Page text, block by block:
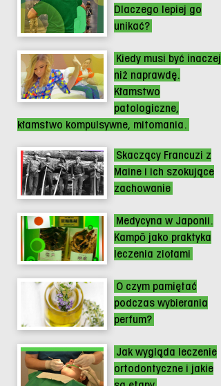
Dlaczego lepiej go
unikać?
Kiedy musi być inaczej
niż naprawdę.
Kłamstwo
patologiczne,
kłamstwo kompulsywne, mitomania.
Skaczący Francuzi z
Maine i ich szokujące
zachowanie
Medycyna w Japonii.
Kampō jako praktyka
leczenia ziołami
O czym pamiętać
podczas wybierania
perfum?
Jak wygląda leczenie
ortodontyczne i jakie